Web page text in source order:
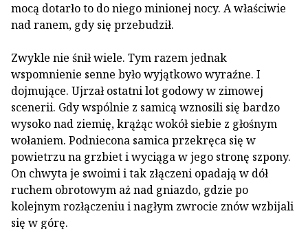
mocą dotarło to do niego minionej nocy. A właściwie
nad ranem, gdy się przebudził.
Zwykle nie śnił wiele. Tym razem jednak
wspomnienie senne było wyjątkowo wyraźne. I
dojmujące. Ujrzał ostatni lot godowy w zimowej
scenerii. Gdy wspólnie z samicą wznosili się bardzo
wysoko nad ziemię, krążąc wokół siebie z głośnym
wołaniem. Podniecona samica przekręca się w
powietrzu na grzbiet i wyciąga w jego stronę szpony.
On chwyta je swoimi i tak złączeni opadają w dół
ruchem obrotowym aż nad gniazdo, gdzie po
kolejnym rozłączeniu i nagłym zwrocie znów wzbijali
się w górę.